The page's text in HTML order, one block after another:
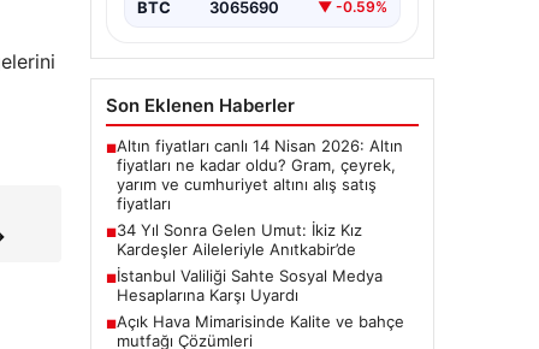
BTC 3065690 ▼ -0.59%
Son Eklenen Haberler
■Altın fiyatları canlı 14 Nisan 2026: Altın
fiyatları ne kadar oldu? Gram, çeyrek,
yarım ve cumhuriyet altını alış satış
fiyatları
■34 Yıl Sonra Gelen Umut: İkiz Kız
Kardeşler Aileleriyle Anıtkabir’de
■İstanbul Valiliği Sahte Sosyal Medya
Hesaplarına Karşı Uyardı
■Açık Hava Mimarisinde Kalite ve bahçe
mutfağı Çözümleri